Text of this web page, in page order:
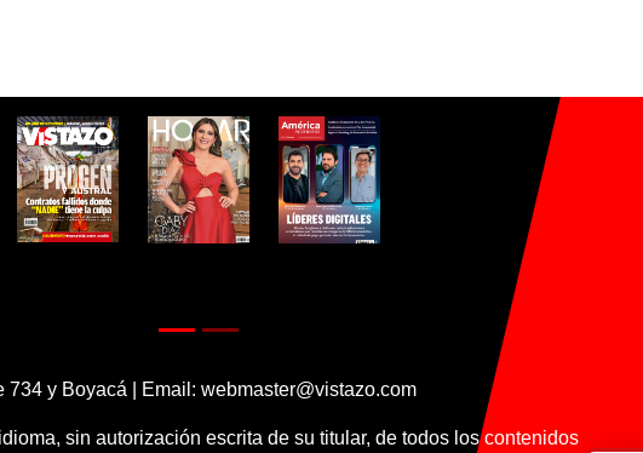
734 y Boyacá | Email: webmaster@vistazo.com
sin autorización escrita de su titular, de todos los contenidos